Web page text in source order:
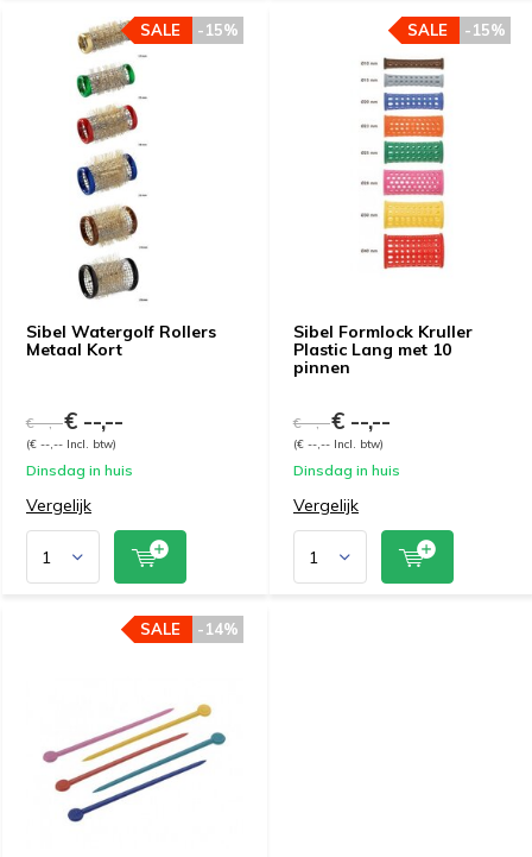
Sibel Watergolf Rollers
Metaal Kort
-15%
SALE
€ --,--€ --,--
(€ --,-- Incl. btw)
Dinsdag in huis
Vergelijk
Sibel Formlock Kruller
Plastic Lang met 10
pinnen
-15%
SALE
€ --,--€ --,--
(€ --,-- Incl. btw)
Dinsdag in huis
Vergelijk
-14%
SALE